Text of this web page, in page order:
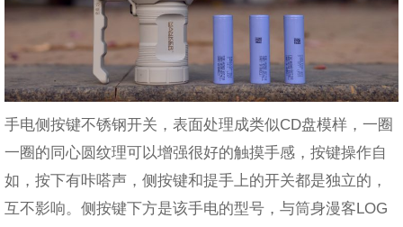
手电侧按键不锈钢开关，表面处理成类似CD盘模样，一圈
一圈的同心圆纹理可以增强很好的触摸手感，按键操作自
如，按下有咔嗒声，侧按键和提手上的开关都是独立的，
互不影响。侧按键下方是该手电的型号，与筒身漫客LOG